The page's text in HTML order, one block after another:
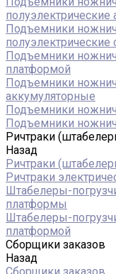
Подъемники
полуэлектрические
Подъемники
платформой
Подъемники
аккумуляторные
Подъемники
Подъемники
Ричтраки
Назад
Ричтраки
Ричтраки
Штабелеры-
платформы
Штабелеры-
платформой
Сборщики заказов
Назад